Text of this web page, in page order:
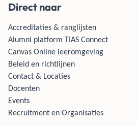
Direct naar
Accreditaties & ranglijsten
Alumni platform TIAS Connect
Canvas Online leeromgeving
Beleid en richtlijnen
Contact & Locaties
Docenten
Events
Recruitment en Organisaties